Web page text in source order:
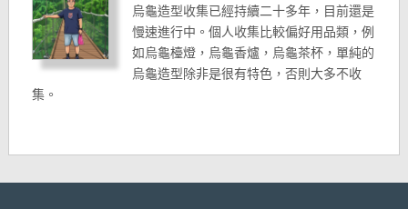
烏龜造型收集已經持續二十多年，目前還是
慢速進行中。個人收集比較偏好用品類，例
如烏龜檯燈，烏龜香爐，烏龜茶杯，單純的
烏龜造型除非是很有特色，否則大多不收
集。